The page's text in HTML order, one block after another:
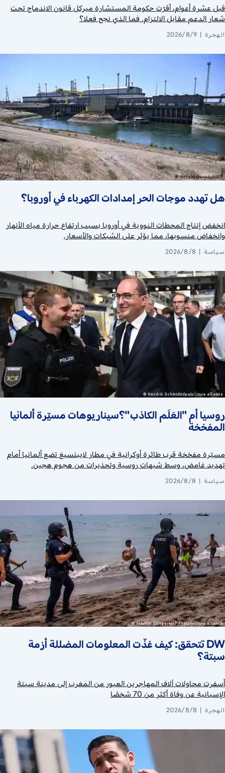
قبل عشرة أعوام، أقرّت حكومة المستشارة ميركل قانون الاندماج تحت
شعار الدعم مقابل الالتزام. فما الذي نجح فعلا؟
الهجرة 2026/8/9
هل تهدد موجات الحر إمدادات الكهرباء في أوروبا؟
انخفض إنتاج المحطات النووية في أوروبا بسبب ارتفاع حرارة مياه الأنهار
وانخفاض منسوبها، مما يؤثر على الشبكات والأسعار.
سياسة 2026/8/8
روسيا أم "العَلَم الكاذب"؟سيناريوهات مسيّرة ألمانيا
المفخخة
مسيّرة مفخخة قرب طائرة أوكرانية في مطار لايبتسيغ تضع ألمانيا أمام
تهديد غامض، وسط شبهات روسية وتحذيرات من هجوم هجين.
سياسة 2026/8/8
DW تتحقق: كيف غذّت المعلومات المضللة أزمة
سبتة؟
أسفرت محاولات آلاف المهاجرين العبور من المغرب إلى مدينة سبتة
الإسبانية عن وفاة أكثر من 70 شخصًا
الهجرة 2026/8/8